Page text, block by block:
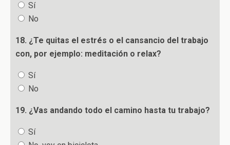
Sí
No
18. ¿Te quitas el estrés o el cansancio del trabajo
con, por ejemplo: meditación o relax?
Sí
No
19. ¿Vas andando todo el camino hasta tu trabajo?
Sí